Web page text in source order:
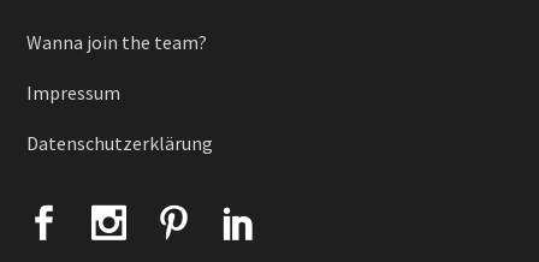
Wanna join the team?
Impressum
Datenschutzerklärung